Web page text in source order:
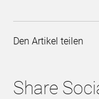
Den Artikel teilen
Share